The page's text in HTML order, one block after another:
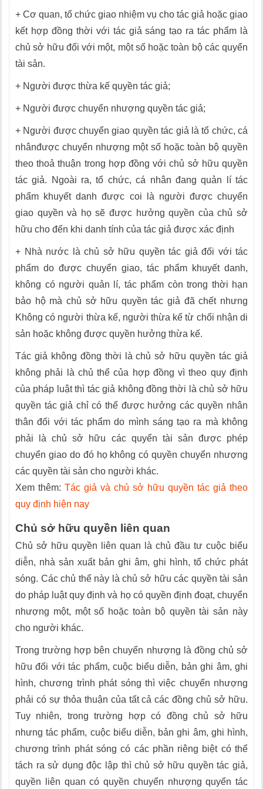
+ Cơ quan, tổ chức giao nhiệm vụ cho tác giả hoặc giao
kết hợp đồng thời với tác giả sáng tạo ra tác phẩm là
chủ sở hữu đối với một, một số hoặc toàn bộ các quyển
tài sản.
+ Người được thừa kế quyền tác giả;
+ Người được chuyển nhượng quyền tác giả;
+ Người được chuyển giao quyền tác giả là tổ chức, cá
nhânđược chuyển nhượng một số hoặc toàn bộ quyền
theo thoả thuận trong hợp đồng với chủ sở hữu quyền
tác giả. Ngoài ra, tổ chức, cá nhân đang quản lí tác
phẩm khuyết danh được coi là người được chuyển
giao quyền và họ sẽ được hưởng quyền của chủ sở
hữu cho đến khi danh tính của tác giả được xác định
+ Nhà nước là chủ sở hữu quyền tác giả đối với tác
phẩm do được chuyển giao, tác phẩm khuyết danh,
không có người quản lí, tác phẩm còn trong thời hạn
bảo hộ mà chủ sở hữu quyền tác giả đã chết nhưng
Không có người thừa kế, người thừa kế từ chối nhận di
sản hoặc không được quyền hưởng thừa kế.
Tác giả không đồng thời là chủ sở hữu quyền tác giả
không phải là chủ thể của hợp đồng vì theo quy định
của pháp luật thì tác giả không đồng thời là chủ sở hữu
quyền tác giả chỉ có thể được hưởng các quyền nhân
thân đối với tác phẩm do mình sáng tạo ra mà không
phải là chủ sở hữu các quyển tài sản được phép
chuyển giao do đó họ không có quyền chuyển nhượng
các quyền tài sản cho người khác.
Xem thêm: Tác giả và chủ sở hữu quyền tác giả theo
quy định hiện nay
Chủ sở hữu quyền liên quan
Chủ sở hữu quyền liên quan là chủ đầu tư cuộc biểu
diễn, nhà sản xuất bản ghi âm, ghi hình, tổ chức phát
sóng. Các chủ thể này là chủ sở hữu các quyền tài sản
do pháp luật quy định và họ có quyền định đoạt, chuyển
nhượng một, một số hoặc toàn bộ quyền tài sản này
cho người khác.
Trong trường hợp bên chuyển nhượng là đồng chủ sở
hữu đối với tác phẩm, cuộc biểu diễn, bản ghi âm, ghi
hình, chương trình phát sóng thì việc chuyển nhượng
phải có sự thỏa thuận của tất cả các đồng chủ sở hữu.
Tuy nhiên, trong trường hợp có đồng chủ sở hữu
nhưng tác phẩm, cuộc biểu diễn, bản ghi âm, ghi hình,
chương trình phát sóng có các phần riêng biệt có thể
tách ra sử dụng độc lập thì chủ sở hữu quyền tác giả,
quyền liên quan có quyền chuyển nhượng quyển tác